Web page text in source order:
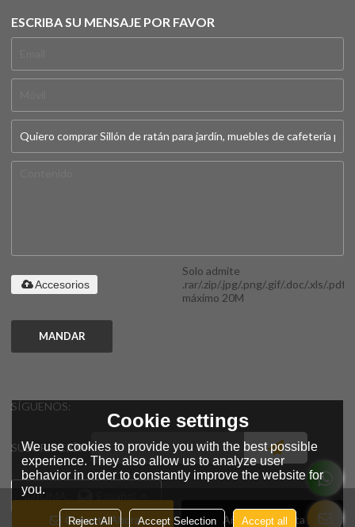
Conecta Ahora Añadir A La Lista De
ESCRIBA SU MENSAJE POR FAVOR
Solo admite
.rar/.zip/.jpg/.png/.gif/.doc/.xls/.pdf,
máximo 20M
Accesorios
MANDAR
SÍGUENOS:
SUSCRIPCIÓN
IDIOMA:
Cookie settings
We use cookies to provide you with the best possible
experience. They also allow us to analyze user
behavior in order to constantly improve the website for
you.
Reject All Accept Selection Accept all